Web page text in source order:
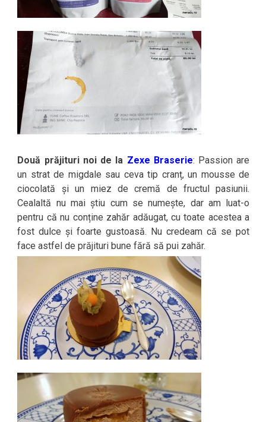
Două prăjituri noi de la Zexe Braserie: Passion are
un strat de migdale sau ceva tip cranț, un mousse de
ciocolată și un miez de cremă de fructul pasiunii.
Cealaltă nu mai știu cum se numește, dar am luat-o
pentru că nu conține zahăr adăugat, cu toate acestea a
fost dulce și foarte gustoasă. Nu credeam că se pot
face astfel de prăjituri bune fără să pui zahăr.